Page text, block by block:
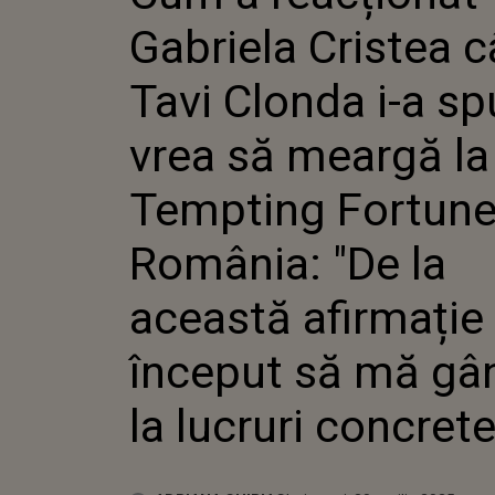
SPUS
Gabriela Cristea
Tavi Clonda i-a
vrea să meargă la
Tempting
România: "De la
această afirmație
început să mă
la lucruri